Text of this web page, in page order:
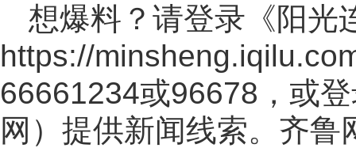
想爆料？请登录《阳光
https://
66661234或96678，或
网 ）提供新闻线索。齐鲁